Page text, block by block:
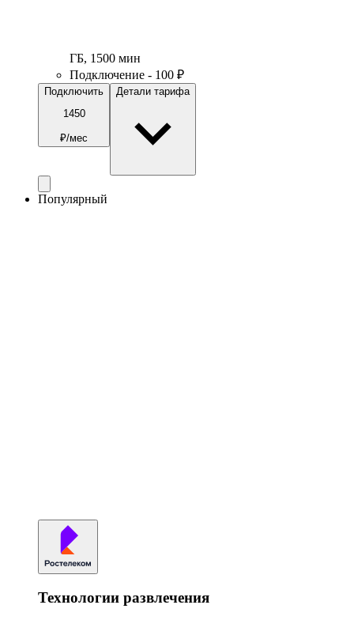
ГБ, 1500 мин
Подключение - 100 ₽
Подключить
1450
₽/мес
Детали тарифа
Популярный
Технологии развлечения